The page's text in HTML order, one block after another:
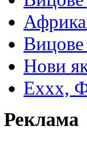
Нови
Еххх,
Реклама